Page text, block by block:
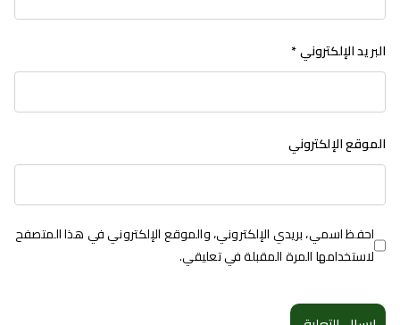
البريد الإلكتروني*
الموقع الإلكتروني
احفظ اسمي، بريدي الإلكتروني، والموقع الإلكتروني في هذا المتصفح
لاستخدامها المرة المقبلة في تعليقي.